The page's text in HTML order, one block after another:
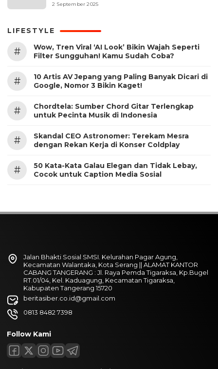
2 September 2025
LIFESTYLE
#
Wow, Tren Viral ‘AI Look’ Bikin Wajah Seperti
Filter Sungguhan! Kamu Sudah Coba?
#
10 Artis AV Jepang yang Paling Banyak Dicari di
Google, Nomor 3 Bikin Kaget!
#
Chordtela: Sumber Chord Gitar Terlengkap
untuk Pecinta Musik di Indonesia
#
Skandal CEO Astronomer: Terekam Mesra
dengan Rekan Kerja di Konser Coldplay
#
50 Kata-Kata Galau Elegan dan Tidak Lebay,
Cocok untuk Caption Media Sosial
Jalan Bhakti Sosial SMSI. Kelurahan Pagar Agung,
Kecamatan Walantaka, Kota Serang || ALAMAT KANTOR
CABANG TANGERANG : Jl. Raya Pemda Tigaraksa, Kp.Bugel
RT.01/04, Kel. Kaduagung, Kecamatan Tigaraksa,
Kabupaten Tangerang 15720
beritasiber.co.id@gmail.com
0813 8482 7398
Follow Kami